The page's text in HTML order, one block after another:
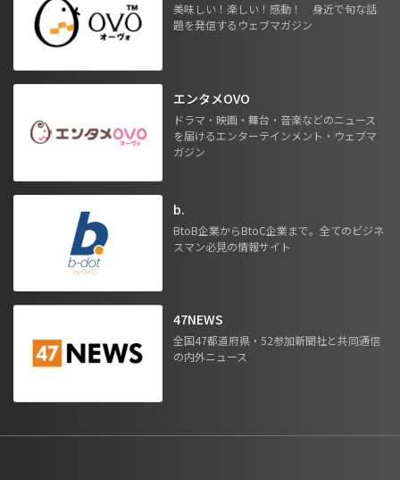
美味しい！楽しい！感動！ 身近で旬な話
題を発信するウェブマガジン
エンタメOVO
ドラマ・映画・舞台・音楽などのニュース
を届けるエンターテインメント・ウェブマ
ガジン
b.
BtoB企業からBtoC企業まで。全てのビジネ
スマン必見の情報サイト
47NEWS
全国47都道府県・52参加新聞社と共同通信
の内外ニュース